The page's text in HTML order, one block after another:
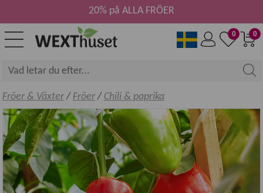
0
0
20% på ALLA FRÖER
Fröer & Växter/ Fröer/ Chili & paprika